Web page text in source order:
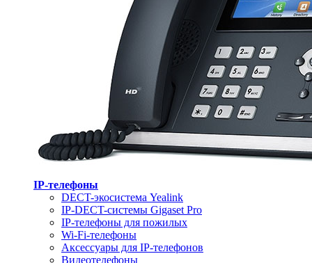
IP-телефоны
DECT-экосистема Yealink
IP-DECT-системы Gigaset Pro
IP-телефоны для пожилых
Wi-Fi-телефоны
Аксессуары для IP-телефонов
Видеотелефоны